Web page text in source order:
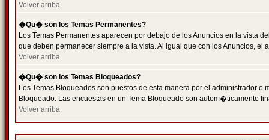
Volver arriba
�Qu� son los Temas Permanentes?
Los Temas Permanentes aparecen por debajo de los Anuncios en la
que deben permanecer siempre a la vista. Al igual que con los Anuncios,
Volver arriba
�Qu� son los Temas Bloqueados?
Los Temas Bloqueados son puestos de esta manera por el administrador
Bloqueado. Las encuestas en un Tema Bloqueado son autom�ticamente
Volver arriba